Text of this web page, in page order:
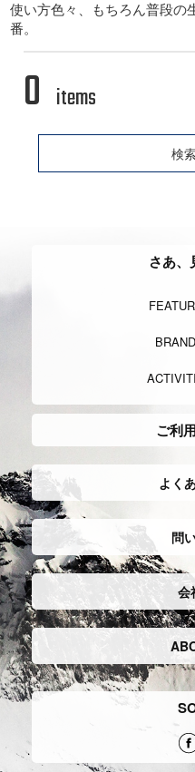
使い方色々、もちろん普段の
番。
0 items
検
さあ、
ご利
よく
問
会